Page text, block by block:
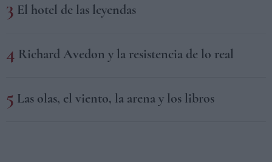
El hotel de las leyendas
Richard Avedon y la resistencia de lo real
Las olas, el viento, la arena y los libros